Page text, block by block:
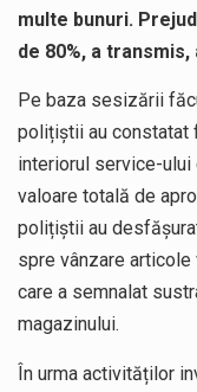
multe bunuri.
de 80%, a
Pe baza sesizării
polițiștii au constatat
interiorul service-ului
valoare totală de
polițiștii au
spre vânzare
care a semnalat
magazinului.
În urma activităților